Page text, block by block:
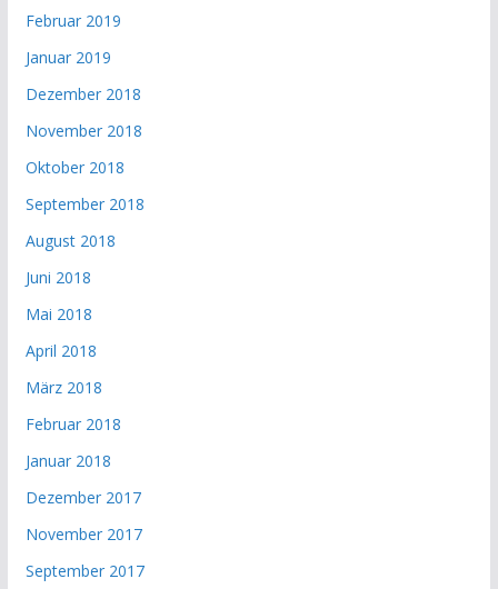
Februar 2019
Januar 2019
Dezember 2018
November 2018
Oktober 2018
September 2018
August 2018
Juni 2018
Mai 2018
April 2018
März 2018
Februar 2018
Januar 2018
Dezember 2017
November 2017
September 2017